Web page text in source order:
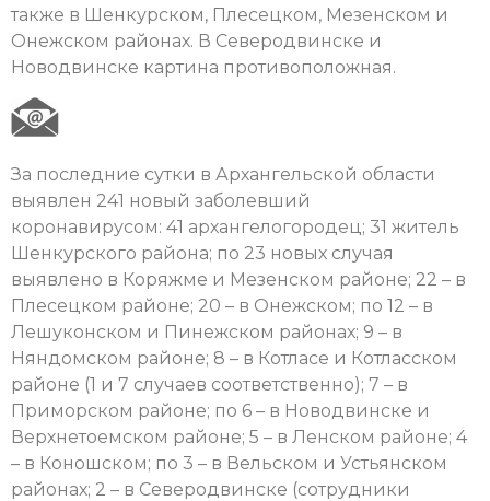
также в Шенкурском, Плесецком, Мезенском и
Онежском районах. В Северодвинске и
Новодвинске картина противоположная.
За последние сутки в Архангельской области
выявлен 241 новый заболевший
коронавирусом: 41 архангелогородец; 31 житель
Шенкурского района; по 23 новых случая
выявлено в Коряжме и Мезенском районе; 22 – в
Плесецком районе; 20 – в Онежском; по 12 – в
Лешуконском и Пинежском районах; 9 – в
Няндомском районе; 8 – в Котласе и Котласском
районе (1 и 7 случаев соответственно); 7 – в
Приморском районе; по 6 – в Новодвинске и
Верхнетоемском районе; 5 – в Ленском районе; 4
– в Коношском; по 3 – в Вельском и Устьянском
районах; 2 – в Северодвинске (сотрудники